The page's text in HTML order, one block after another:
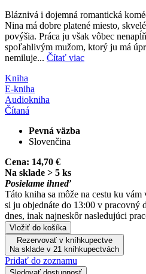
Bláznivá i dojemná romantická
Nina má dobre platené miesto,
povýšia. Práca ju však vôbec
spoľahlivým mužom, ktorý ju má
nemiluje... Čítať viac
Kniha
E-kniha
Audiokniha
Čítaná
Pevná väzba
Slovenčina
Cena: 14,70 €
Na sklade > 5 ks
Posielame ihneď
Táto kniha sa môže na cestu ku
si ju objednáte do 13:00 v pracovný
dnes, inak najneskôr nasledujúci
Vložiť do košíka
Rezervovať v kníhkupectve
Na sklade v 21 kníhkupectvách
Pridať do zoznamu